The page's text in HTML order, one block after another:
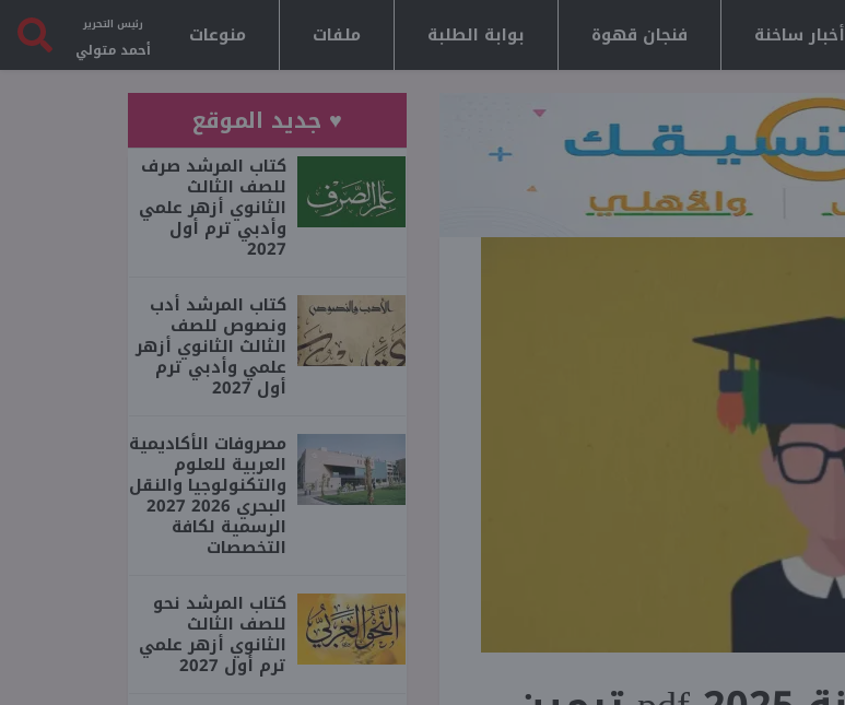
أخبار ساخنة فنجان قهوة بوابة الطلبة ملفات منوعات رئيس التحرير
أحمد متولي
♥ جديد الموقع
كتاب المرشد صرف
للصف الثالث
الثانوي أزهر علمي
وأدبي ترم أول
2027
كتاب المرشد أدب
ونصوص للصف
الثالث الثانوي أزهر
علمي وأدبي ترم
أول 2027
مصروفات الأكاديمية
العربية للعلوم
والتكنولوجيا والنقل
البحري 2026 2027
الرسمية لكافة
التخصصات
كتاب المرشد نحو
للصف الثالث
الثانوي أزهر علمي
ترم أول 2027